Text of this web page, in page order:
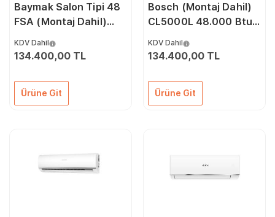
Baymak Salon Tipi 48
FSA (Montaj Dahil)
Klima
KDV Dahil
134.400,00 TL
Ürüne Git
Bosch (Montaj Dahil)
CL5000L 48.000 Btu
Klima
KDV Dahil
134.400,00 TL
Ürüne Git